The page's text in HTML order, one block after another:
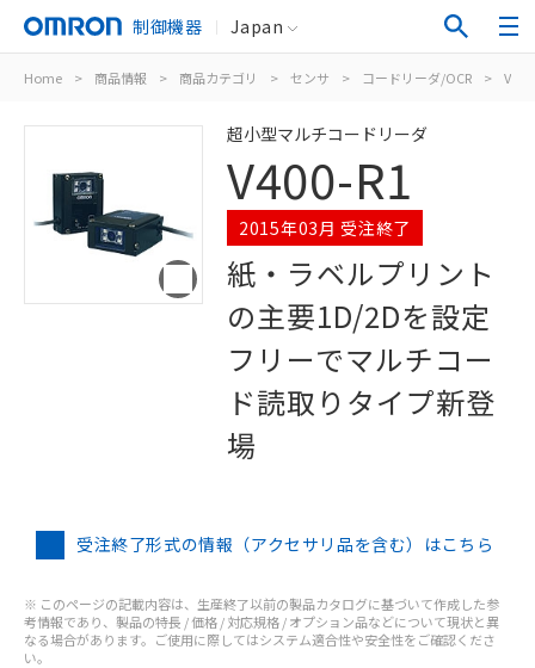
制御機器 Japan
Home > 商品情報 > 商品カテゴリ > センサ > コードリーダ/OCR >
超小型マルチコードリーダ
V400-R1
2015年03月 受注終了
紙・ラベルプリント
の主要1D/2Dを設定
フリーでマルチコー
ド読取りタイプ新登
場
受注終了形式の情報（アクセサリ品を含む）はこちら
※ このページの記載内容は、生産終了以前の製品カタログに基づいて作成した参
考情報であり、製品の特長 / 価格 / 対応規格 / オプション品などについて現状と異
なる場合があります。ご使用に際してはシステム適合性や安全性をご確認くださ
い。